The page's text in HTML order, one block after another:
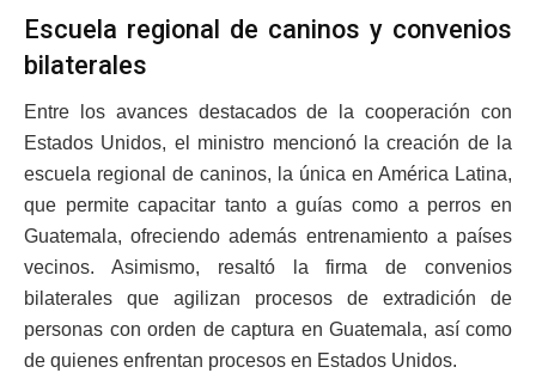
Escuela regional de caninos y convenios
bilaterales
Entre los avances destacados de la cooperación con
Estados Unidos, el ministro mencionó la creación de la
escuela regional de caninos, la única en América Latina,
que permite capacitar tanto a guías como a perros en
Guatemala, ofreciendo además entrenamiento a países
vecinos. Asimismo, resaltó la firma de convenios
bilaterales que agilizan procesos de extradición de
personas con orden de captura en Guatemala, así como
de quienes enfrentan procesos en Estados Unidos.